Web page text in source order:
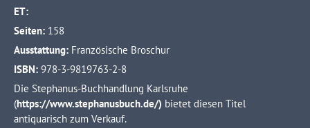
ET:
Seiten: 158
Ausstattung: Französische Broschur
ISBN:978-3-9819763-2-8
Die Stephanus-Buchhandlung Karlsruhe
(https://www.stephanusbuch.de/) bietet diesen Titel
antiquarisch zum Verkauf.